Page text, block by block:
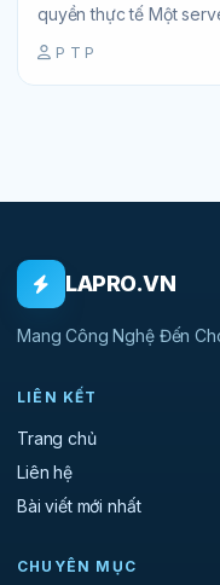
quyền thực tế Một
P T P
LAPRO.VN
Mang Công Nghệ Đến
LIÊN KẾT
Trang chủ
Liên hệ
Bài viết mới nhất
CHUYÊN MỤC